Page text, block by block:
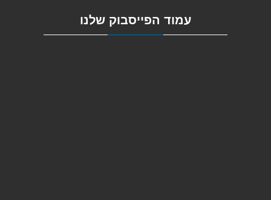
עמוד הפייסבוק שלנו